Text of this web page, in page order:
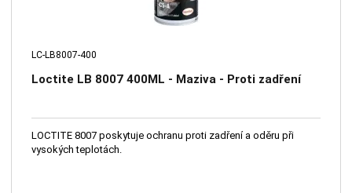
LC-LB8007-400
Loctite LB 8007 400ML - Maziva - Proti zadření
LOCTITE 8007 poskytuje ochranu proti zadření a oděru při
vysokých teplotách.